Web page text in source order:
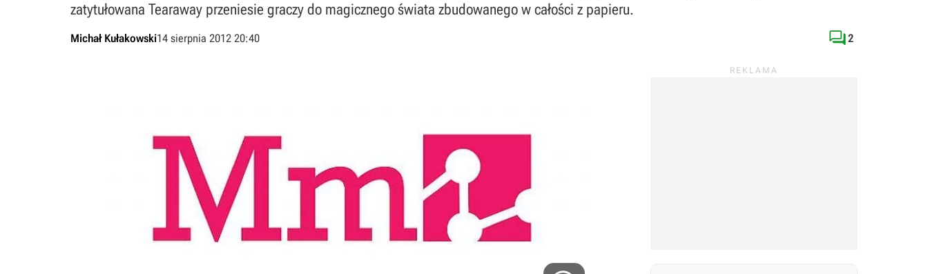
zatytułowana Tearaway przeniesie graczy do magicznego świata zbudowanego w całości z papieru.
Michał Kułakowski14 sierpnia 2012 20:40 2